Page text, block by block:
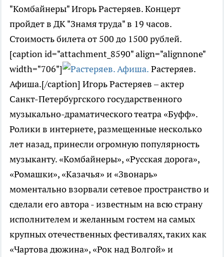
"Комбайнеры" Игорь Растеряев. Концерт
пройдет в ДК "Знамя труда" в 19 часов.
Стоимость билета от 500 до 1500 рублей.
[caption id="attachment_8590" align="alignnone"
width="706"]
Растеряев.
Афиша.[/caption] Игорь Растеряев – актер
Санкт-Петербургского государственного
музыкально-драматического театра «Буфф».
Ролики в интернете, размещенные несколько
лет назад, принесли огромную популярность
музыканту. «Комбайнеры», «Русская дорога»,
«Ромашки», «Казачья» и «Звонарь»
моментально взорвали сетевое пространство и
сделали его автора - известным на всю страну
исполнителем и желанным гостем на самых
крупных отечественных фестивалях, таких как
«Чартова дюжина», «Рок над Волгой» и